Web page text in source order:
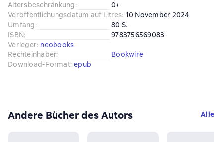
Altersbeschränkung:
0+
Veröffentlichungsdatum auf Litres: 10 November 2024
Umfang:
80 S.
ISBN:
9783756569083
Verleger: neobooks
Rechteinhaber:
Bookwire
Download-Format: epub
Andere Bücher des Autors Alle